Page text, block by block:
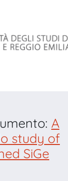
A
study of
SiGe